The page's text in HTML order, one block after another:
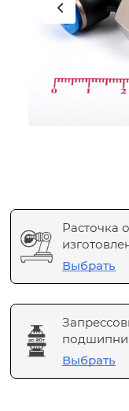
Расточка
Выбрать
Выбрать